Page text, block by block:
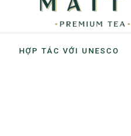
HỢP TÁC VỚI UNESCO